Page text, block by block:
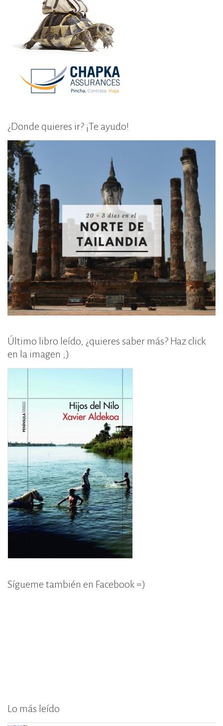
¿Donde quieres ir? ¡Te ayudo!
Último libro leído, ¿quieres saber más? Haz click
en la imagen ;)
Sígueme también en Facebook =)
Lo más leído